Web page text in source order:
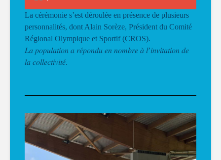
La cérémonie s’est déroulée en présence de plusieurs
personnalités, dont Alain Sorèze, Président du Comité
Régional Olympique et Sportif (CROS).
𝐿𝑎 𝑝𝑜𝑝𝑢𝑙𝑎𝑡𝑖𝑜𝑛 𝑎 𝑟𝑒́𝑝𝑜𝑛𝑑𝑢 𝑒𝑛 𝑛𝑜𝑚𝑏𝑟𝑒 𝑎̀ 𝑙’𝑖𝑛𝑣𝑖𝑡𝑎𝑡𝑖𝑜𝑛 𝑑𝑒
𝑙𝑎 𝑐𝑜𝑙𝑙𝑒𝑐𝑡𝑖𝑣𝑖𝑡𝑒́.